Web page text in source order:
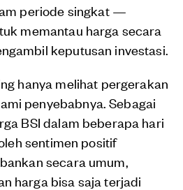
periode singkat —
memantau harga secara
keputusan investasi.
hanya melihat pergerakan
penyebabnya. Sebagai
BSI dalam beberapa hari
sentimen positif
secara umum,
harga bisa saja terjadi